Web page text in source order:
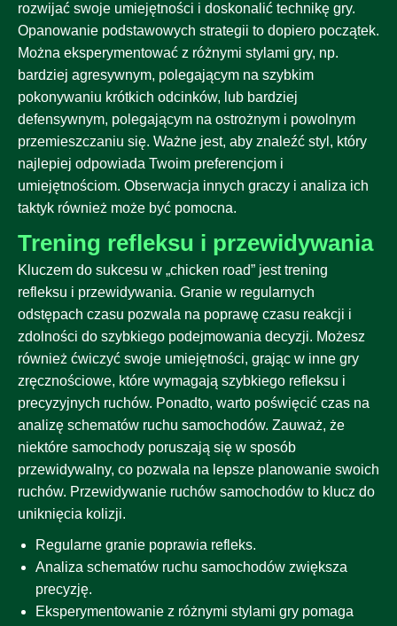
rozwijać swoje umiejętności i doskonalić technikę gry.
Opanowanie podstawowych strategii to dopiero początek.
Można eksperymentować z różnymi stylami gry, np.
bardziej agresywnym, polegającym na szybkim
pokonywaniu krótkich odcinków, lub bardziej
defensywnym, polegającym na ostrożnym i powolnym
przemieszczaniu się. Ważne jest, aby znaleźć styl, który
najlepiej odpowiada Twoim preferencjom i
umiejętnościom. Obserwacja innych graczy i analiza ich
taktyk również może być pomocna.
Trening refleksu i przewidywania
Kluczem do sukcesu w „chicken road” jest trening
refleksu i przewidywania. Granie w regularnych
odstępach czasu pozwala na poprawę czasu reakcji i
zdolności do szybkiego podejmowania decyzji. Możesz
również ćwiczyć swoje umiejętności, grając w inne gry
zręcznościowe, które wymagają szybkiego refleksu i
precyzyjnych ruchów. Ponadto, warto poświęcić czas na
analizę schematów ruchu samochodów. Zauważ, że
niektóre samochody poruszają się w sposób
przewidywalny, co pozwala na lepsze planowanie swoich
ruchów. Przewidywanie ruchów samochodów to klucz do
uniknięcia kolizji.
Regularne granie poprawia refleks.
Analiza schematów ruchu samochodów zwiększa
precyzję.
Eksperymentowanie z różnymi stylami gry pomaga